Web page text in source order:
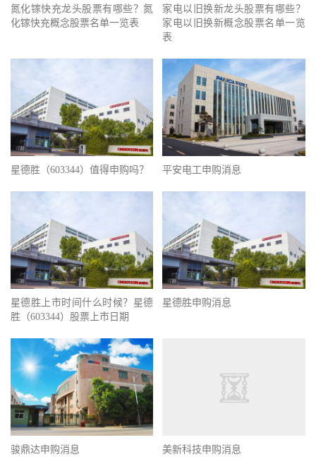
氮化镓快充龙头股票有哪些？氮
化镓快充概念股票名单一览表
家电以旧换新龙头股票有哪些？
家电以旧换新概念股票名单一览
表
星德胜（603344）值得申购吗？ 平安电工申购消息
星德胜上市时间什么时候？星德
胜（603344）股票上市日期
星德胜申购消息
骏鼎达申购消息 美新科技申购消息